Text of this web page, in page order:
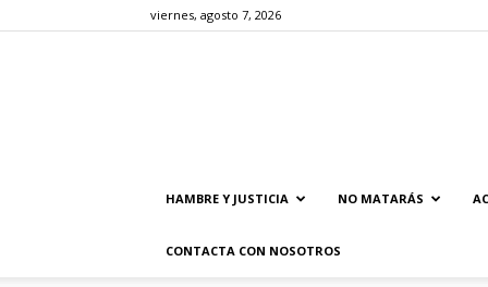
viernes, agosto 7, 2026
HAMBRE Y JUSTICIA NO MATARÁS
CONTACTA CON NOSOTROS